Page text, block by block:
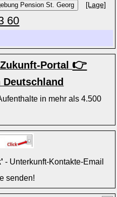
[Lage]
60
Portal 👉
in mehr als 4.500
- Unterkunft-Kontakte-Email
senden!